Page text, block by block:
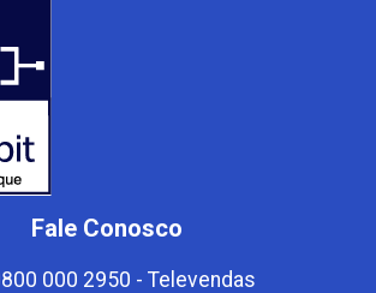
Fale Conosco
000 2950 - Televendas